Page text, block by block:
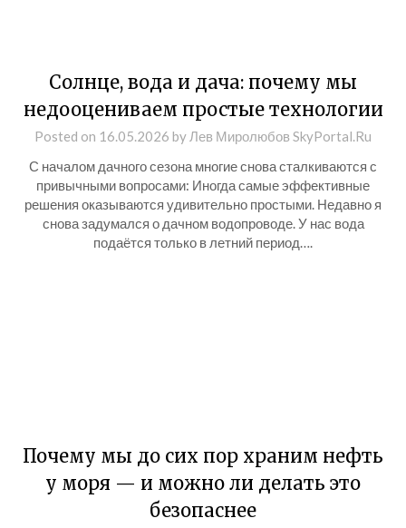
Солнце, вода и дача: почему мы
недооцениваем простые технологии
Posted on 16.05.2026 by Лев Миролюбов SkyPortal.Ru
С началом дачного сезона многие снова сталкиваются с
привычными вопросами: Иногда самые эффективные
решения оказываются удивительно простыми. Недавно я
снова задумался о дачном водопроводе. У нас вода
подаётся только в летний период….
Почему мы до сих пор храним нефть
у моря — и можно ли делать это
безопаснее